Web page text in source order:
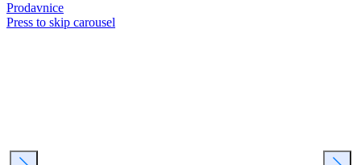
Prodavnice
Press to skip carousel